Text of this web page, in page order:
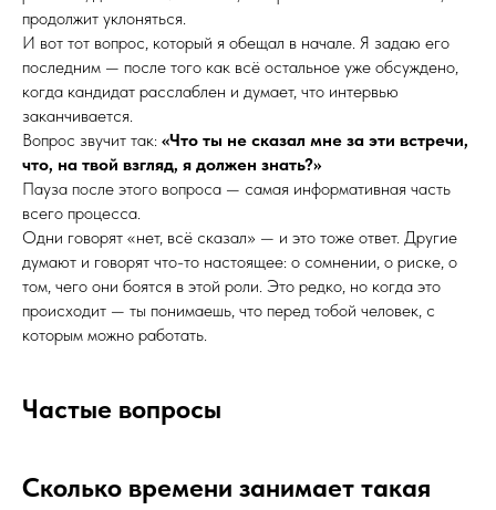
продолжит уклоняться.
И вот тот вопрос, который я обещал в начале. Я задаю его
последним — после того как всё остальное уже обсуждено,
когда кандидат расслаблен и думает, что интервью
заканчивается.
Вопрос звучит так: «Что ты не сказал мне за эти встречи,
что, на твой взгляд, я должен знать?»
Пауза после этого вопроса — самая информативная часть
всего процесса.
Одни говорят «нет, всё сказал» — и это тоже ответ. Другие
думают и говорят что-то настоящее: о сомнении, о риске, о
том, чего они боятся в этой роли. Это редко, но когда это
происходит — ты понимаешь, что перед тобой человек, с
которым можно работать.
Частые вопросы
Сколько времени занимает такая